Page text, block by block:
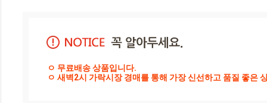
ㅇ 무료배송 상품입니다.
ㅇ 새벽2시 가락시장 경매를 통해 가장 신선하고 품질 좋은